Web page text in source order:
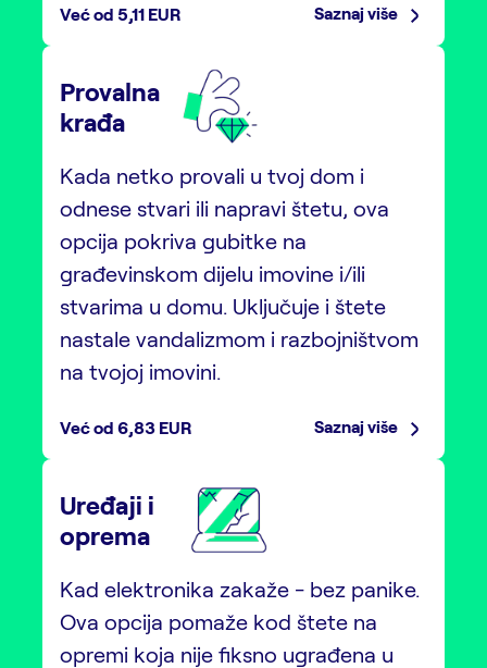
Već od 5,11 EUR Saznaj više
Provalna
krađa
Kada netko provali u tvoj dom i
odnese stvari ili napravi štetu, ova
opcija pokriva gubitke na
građevinskom dijelu imovine i/ili
stvarima u domu. Uključuje i štete
nastale vandalizmom i razbojništvom
na tvojoj imovini.
Već od 6,83 EUR Saznaj više
Uređaji i
oprema
Kad elektronika zakaže - bez panike.
Ova opcija pomaže kod štete na
opremi koja nije fiksno ugrađena u